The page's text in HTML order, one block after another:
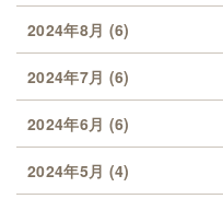
2024年8月 (6)
2024年7月 (6)
2024年6月 (6)
2024年5月 (4)